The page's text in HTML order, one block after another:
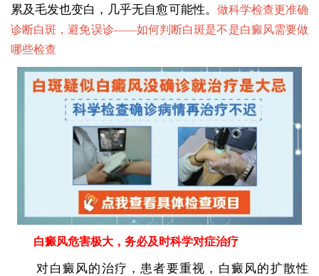
累及毛发也变白，几乎无自愈可能性。 做科学检查更准确
诊断白斑，避免误诊——如何判断白斑是不是白癜风需要做
哪些检查
白癜风危害极大，务必及时科学对症治疗
对白癜风的治疗，患者要重视，白癜风的扩散性